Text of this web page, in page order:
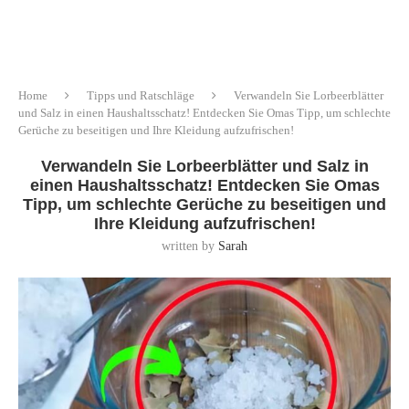
Home Tipps und Ratschläge
Verwandeln Sie Lorbeerblätter
und Salz in einen Haushaltsschatz! Entdecken Sie Omas Tipp, um schlechte
Gerüche zu beseitigen und Ihre Kleidung aufzufrischen!
Verwandeln Sie Lorbeerblätter und Salz in
einen Haushaltsschatz! Entdecken Sie Omas
Tipp, um schlechte Gerüche zu beseitigen und
Ihre Kleidung aufzufrischen!
written by Sarah